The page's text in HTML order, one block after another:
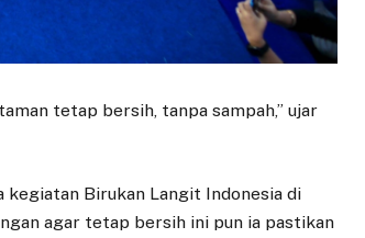
tetap bersih, tanpa sampah,” ujar
kegiatan Birukan Langit Indonesia di
agar tetap bersih ini pun ia pastikan
BOGOR – Dalam rapat
koordinasi Panitia
Khusus (Pansus)
anggota DPRD Kota
kunjungan Danantara
bersama Badan Usaha
Pelaksana…